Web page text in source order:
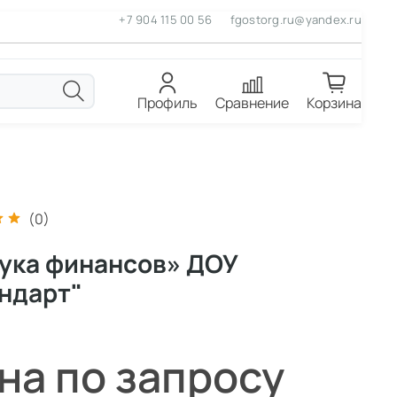
+7 904 115 00 56 fgostorg.ru@yandex.ru
Профиль Сравнение Корзина
(0)
финансов» ДОУ
по запросу